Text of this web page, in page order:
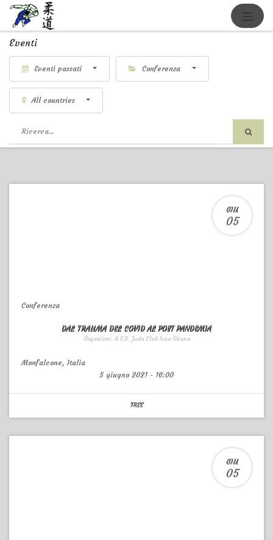
Eventi
Eventi passati Conferenza
All countries
GIU
05
Conferenza
DAL TRAUMA DEL COVID AL POST PANDEMIA
Organizer: A.S.D. Judo Club Isao Okano
Monfalcone,Italia
5 giugno 2021 - 16:00
FREE
GIU
05